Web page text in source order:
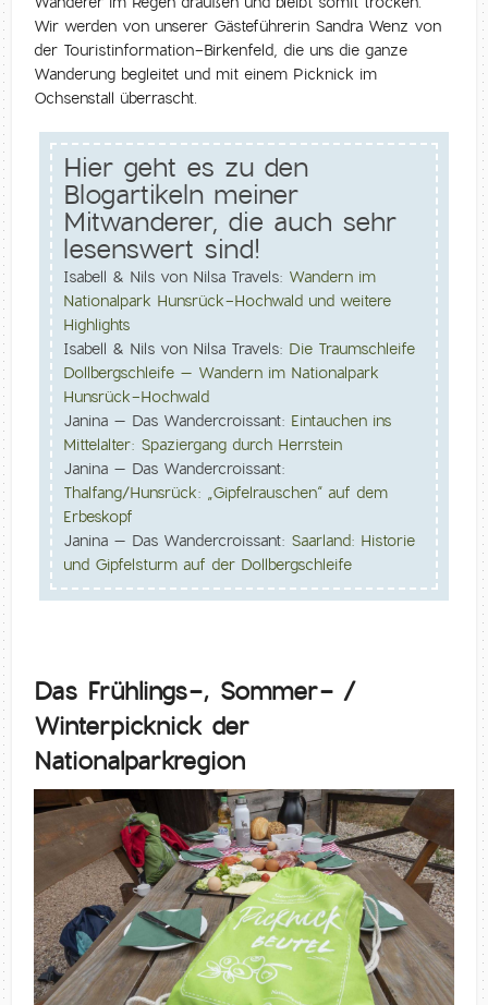
Wir werden von unserer Gästeführerin Sandra Wenz von
der Touristinformation-Birkenfeld, die uns die ganze
Wanderung begleitet und mit einem Picknick im
Ochsenstall überrascht.
Hier geht es zu den
Blogartikeln meiner
Mitwanderer, die auch sehr
lesenswert sind!
Isabell & Nils von Nilsa Travels: Wandern im
Nationalpark Hunsrück-Hochwald und weitere
Highlights
Isabell & Nils von Nilsa Travels: Die Traumschleife
Dollbergschleife – Wandern im Nationalpark
Hunsrück-Hochwald
Janina – Das Wandercroissant: Eintauchen ins
Mittelalter: Spaziergang durch Herrstein
Janina – Das Wandercroissant:
Thalfang/Hunsrück: „Gipfelrauschen“ auf dem
Erbeskopf
Janina – Das Wandercroissant: Saarland: Historie
und Gipfelsturm auf der Dollbergschleife
Das Frühlings-, Sommer- /
Winterpicknick der
Nationalparkregion